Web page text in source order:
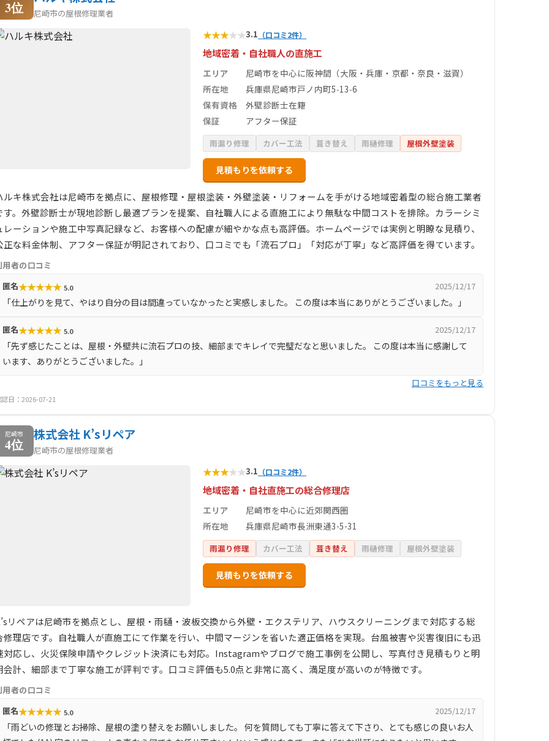
3位 尼崎市の屋根修理業者
★★★★★3.1 （口コミ2件）
地域密着・自社職人の直施工
エリア
尼崎市を中心に阪神間（大阪・兵庫・京都・奈良・滋賀）
所在地
兵庫県尼崎市戸ノ内町5‑13‑6
保有資格
外壁診断士在籍
保証
アフター保証
雨漏り修理 カバー工法 葺き替え 雨樋修理 屋根外壁塗装
見積もりを依頼する
ルキ株式会社は尼崎市を拠点に、屋根修理・屋根塗装・外壁塗装・リフォームを手がける地域密着型の総合施工業者
す。外壁診断士が現地診断し最適プランを提案、自社職人による直施工により無駄な中間コストを排除。カラーシミ
レーションや施工中写真記録など、お客様への配慮が細やかな点も高評価。ホームページでは実例と明瞭な見積り、
正な料金体制、アフター保証が明記されており、口コミでも「流石プロ」「対応が丁寧」など高評価を得ています。
用者の口コミ
匿名★★★★★ 5.0 2025/12/17
「仕上がりを見て、やはり自分の目は間違っていなかったと実感しました。 この度は本当にありがとうございました。」
匿名★★★★★ 5.0 2025/12/17
「先ず感じたことは、屋根・外壁共に流石プロの技、細部までキレイで完璧だなと思いました。 この度は本当に感謝して
います、ありがとうございました。」
口コミをもっと見る
日：2026-07-21
尼崎市
4位
株式会社 K’sリペア
尼崎市の屋根修理業者
★★★★★3.1 （口コミ2件）
地域密着・自社直施工の総合修理店
エリア
尼崎市を中心に近郊関西圏
所在地
兵庫県尼崎市長洲東通3-5-31
雨漏り修理 カバー工法 葺き替え 雨樋修理 屋根外壁塗装
見積もりを依頼する
リペアは尼崎市を拠点とし、屋根・雨樋・波板交換から外壁・エクステリア、ハウスクリーニングまで対応する総
修理店です。自社職人が直施工にて作業を行い、中間マージンを省いた適正価格を実現。台風被害や災害復旧にも迅
対応し、火災保険申請やクレジット決済にも対応。Instagramやブログで施工事例を公開し、写真付き見積もりと明
会計、細部まで丁寧な施工が評判です。口コミ評価も5.0点と非常に高く、満足度が高いのが特徴です。
用者の口コミ
匿名★★★★★ 5.0 2025/12/17
「雨どいの修理とお掃除、屋根の塗り替えをお願いしました。 何を質問しても丁寧に答えて下さり、とても感じの良いお人